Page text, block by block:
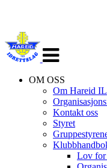
navigasjon
OM OSS
Om Hareid IL
Kontakt oss
Styret
Lov